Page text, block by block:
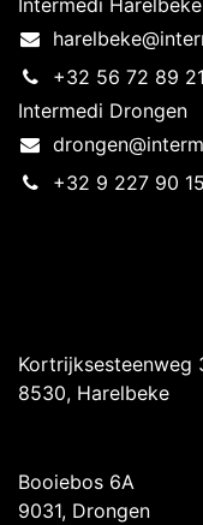
Intermedi Harelbeke
+32 56 72 89 21
Intermedi Drongen
+32 9 227 90 15
Kortrijksesteenweg
8530, Harelbeke
Booiebos 6A
9031, Drongen